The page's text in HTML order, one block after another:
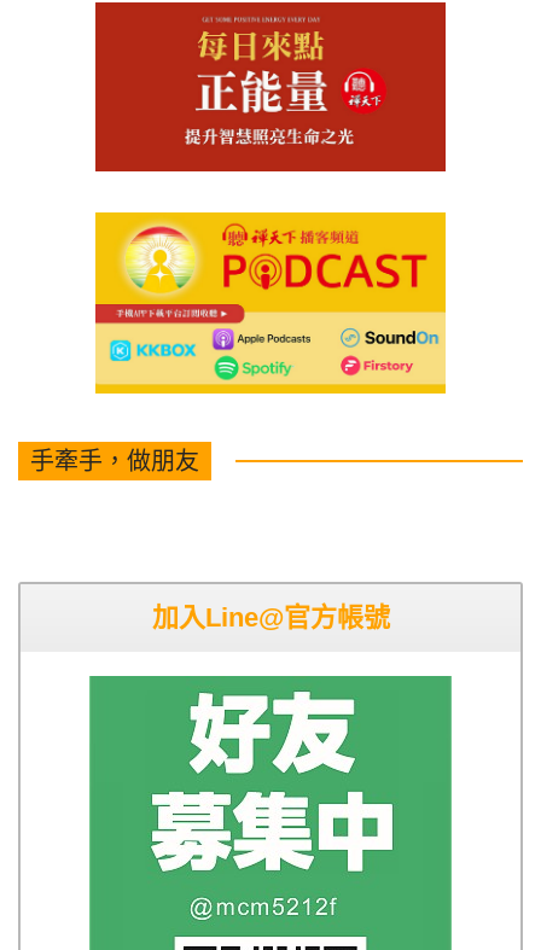
手牽手，做朋友
加入Line@官方帳號